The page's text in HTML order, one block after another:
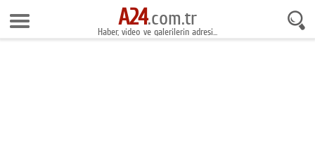
7 Ağustos 2026 15:08:18
Anasayfa
A24.com.tr
Haber, video ve galerilerin adresi...